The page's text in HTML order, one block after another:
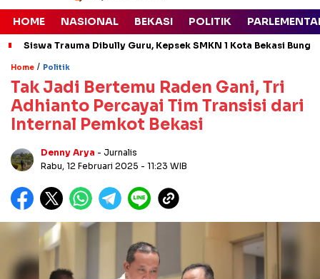
HOME NASIONAL BEKASI POLITIK
Siswa Trauma Dibully Guru, Kepsek SMKN 1 Kota Bekasi
Home / Politik
Tak Jadi Bertemu Raden Gani, Tri
Adhianto Percayai Tim Transisi dari
Internal Pemkot Bekasi
Denny Arya - Jurnalis
Rabu, 12 Februari 2025 - 11:23 WIB